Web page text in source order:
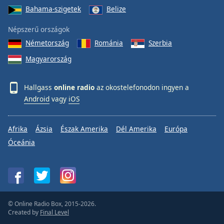
Bahama-szigetek
Belize
Népszerű országok
Németország
Románia
Szerbia
Magyarország
Hallgass online radio az okostelefonodon ingyen a
Android vagy iOS
Afrika Ázsia Észak Amerika Dél Amerika
Európa
Óceánia
© Online Radio Box, 2015-2026.
Created by Final Level